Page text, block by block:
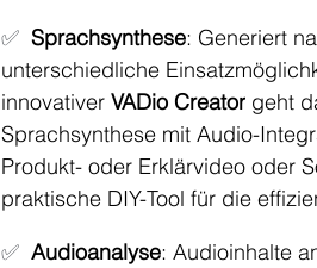
✅ Sprachsynthese: Generiert
unterschiedliche
innovativer VADio Creator geht
Sprachsynthese mit Audio-
Produkt- oder Erklärvideo oder
praktische DIY-Tool für die
✅ Audioanalyse: Audioinhalte